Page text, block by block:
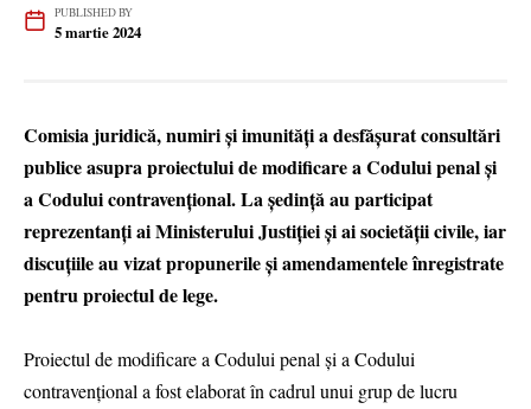
PUBLISHED BY
5 martie 2024
Comisia juridică, numiri și imunități a desfășurat consultări
publice asupra proiectului de modificare a Codului penal și
a Codului contravențional. La ședință au participat
reprezentanți ai Ministerului Justiției și ai societății civile, iar
discuțiile au vizat propunerile și amendamentele înregistrate
pentru proiectul de lege.
Proiectul de modificare a Codului penal și a Codului
contravențional a fost elaborat în cadrul unui grup de lucru